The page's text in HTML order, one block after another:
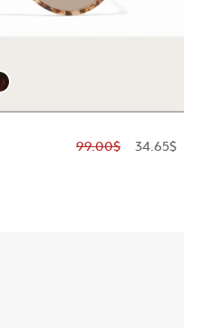
$99.00 $34.65